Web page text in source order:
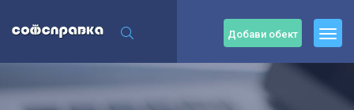
Добави обект